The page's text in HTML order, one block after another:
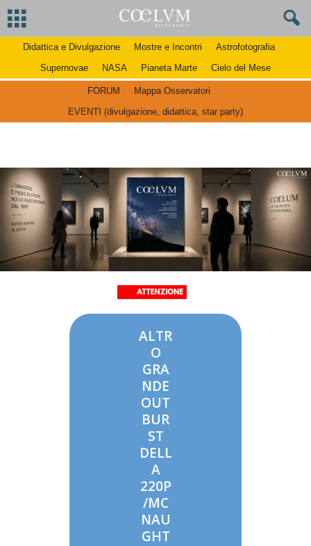
Didattica e Divulgazione Mostre e Incontri
Astrofotografia
Supernovae
NASA Pianeta Marte Cielo del Mese
FORUM
Mappa Osservatori
EVENTI (divulgazione, didattica, star party)
ALTR
O
GRA
NDE
OUT
BUR
ST
DELL
A
220P
/MC
NAU
GHT